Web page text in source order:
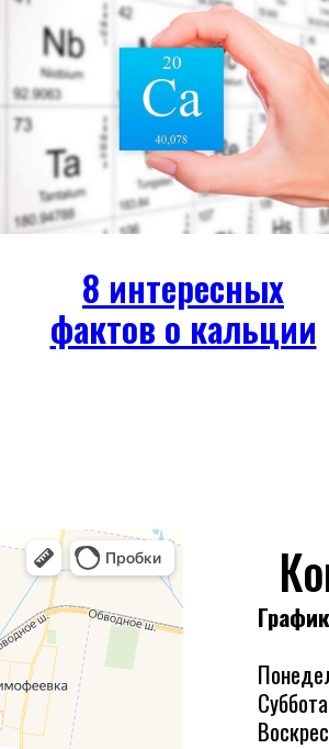
8 интересных
фактов о кальции